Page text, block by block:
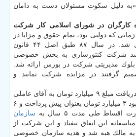
«به دلیل سكوت مسئولان دست به دامان
كارگران در شورای اسلامی كار شركت
كه دولتی بود، تمام حقوق و مزایا در
موعد مقرر پرداخت می شد. در سال ۸۷ طبق اصل ۴۴ قانون
شركت كنتورسازی به بخش خصوصی
مدیریتی شركت در بورس ارائه شد.
گرفتند در مزایده شركت نمایند و
شركت در ظاهر به ازای دریافت مبلغ ۹ میلیارد تومان به آقای عاملی
رسید كه قرار بود ۳ میلیارد تومان بعنوان پیش پرداخت و ۶
اقساط طی مدت ۵ سال به
سازمان
این اتفاق نیفتاد و این شركت از
مالك هبه شد و هدیه سازمان خصوصی